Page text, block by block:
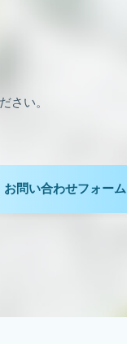
さい。
お問い合わせフォーム